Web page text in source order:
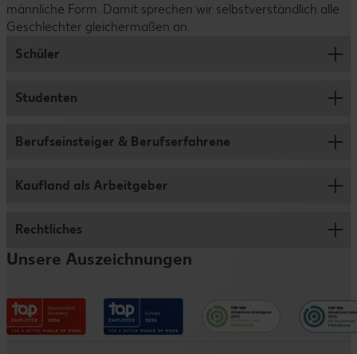
männliche Form. Damit sprechen wir selbstverständlich alle
Geschlechter gleichermaßen an.
Schüler
Ausbildung
Schülerjob
Informationen für Eltern
Studenten
Jobs für Studenten und Werkstudenten
Berufseinsteiger & Berufserfahrene
Verkauf
Fleischwerk
Kaufland e-commerce
Kaufland als Arbeitgeber
Wer wir sind
Vorteile
Entwicklungsmöglichkeiten
Messen & Events
Rechtliches
Datenschutzhinweise
Unsere Auszeichnungen